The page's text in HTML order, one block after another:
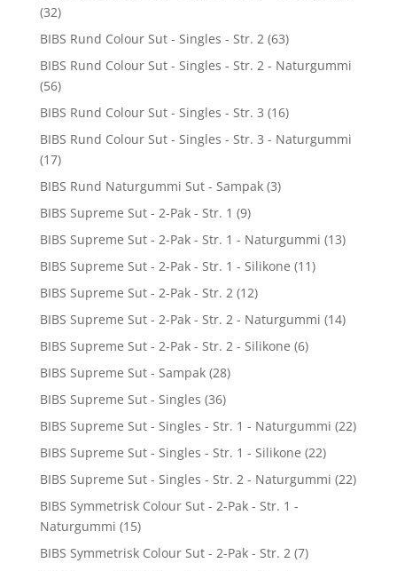
(32)
BIBS Rund Colour Sut - Singles - Str. 2 (63)
BIBS Rund Colour Sut - Singles - Str. 2 - Naturgummi
(56)
BIBS Rund Colour Sut - Singles - Str. 3 (16)
BIBS Rund Colour Sut - Singles - Str. 3 - Naturgummi
(17)
BIBS Rund Naturgummi Sut - Sampak (3)
BIBS Supreme Sut - 2-Pak - Str. 1 (9)
BIBS Supreme Sut - 2-Pak - Str. 1 - Naturgummi (13)
BIBS Supreme Sut - 2-Pak - Str. 1 - Silikone (11)
BIBS Supreme Sut - 2-Pak - Str. 2 (12)
BIBS Supreme Sut - 2-Pak - Str. 2 - Naturgummi (14)
BIBS Supreme Sut - 2-Pak - Str. 2 - Silikone (6)
BIBS Supreme Sut - Sampak (28)
BIBS Supreme Sut - Singles (36)
BIBS Supreme Sut - Singles - Str. 1 - Naturgummi (22)
BIBS Supreme Sut - Singles - Str. 1 - Silikone (22)
BIBS Supreme Sut - Singles - Str. 2 - Naturgummi (22)
BIBS Symmetrisk Colour Sut - 2-Pak - Str. 1 -
Naturgummi (15)
BIBS Symmetrisk Colour Sut - 2-Pak - Str. 2 (7)